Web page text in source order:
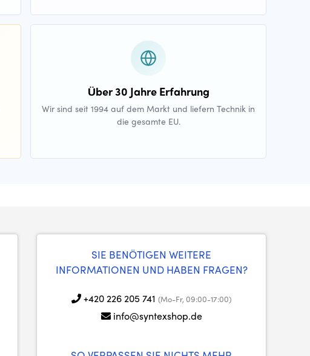
Über 30 Jahre Erfahrung
Wir sind seit 1994 auf dem Markt und liefern Technik in
die gesamte EU.
SIE BENÖTIGEN WEITERE
INFORMATIONEN UND HABEN FRAGEN?
+420 226 205 741 (Mo-Fr, 09:00-17:00)
info@syntexshop.de